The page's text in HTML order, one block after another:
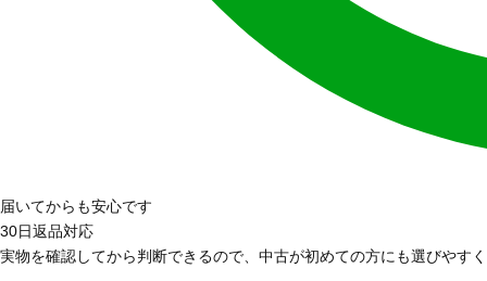
届いてからも安心です
30日返品対応
実物を確認してから判断できるので、中古が初めての方にも選びやす